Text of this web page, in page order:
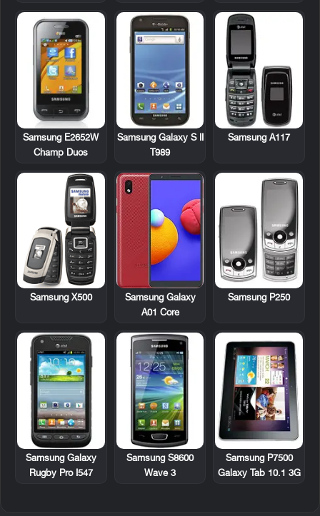
Samsung A117
Samsung Galaxy S II
T989
Samsung E2652W
Champ Duos
Samsung P250
Samsung Galaxy
A01 Core
Samsung X500
Samsung P7500
Galaxy Tab 10.1 3G
Samsung S8600
Wave 3
Samsung Galaxy
Rugby Pro I547